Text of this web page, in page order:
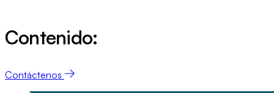
Contenido:
Contáctenos